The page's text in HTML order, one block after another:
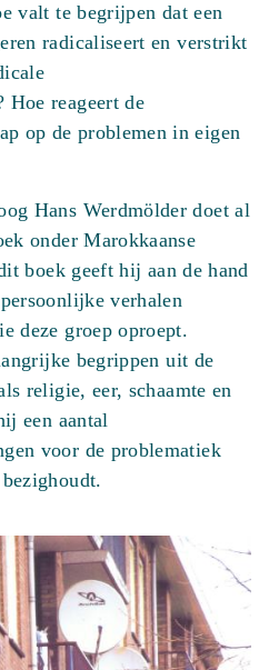
valt te begrijpen dat een
radicaliseert en verstrikt
Hoe reageert de
op de problemen in eigen
Hans Werdmölder doet al
onder Marokkaanse
boek geeft hij aan de hand
verhalen
deze groep oproept.
begrippen uit de
religie, eer, schaamte en
een aantal
voor de problematiek